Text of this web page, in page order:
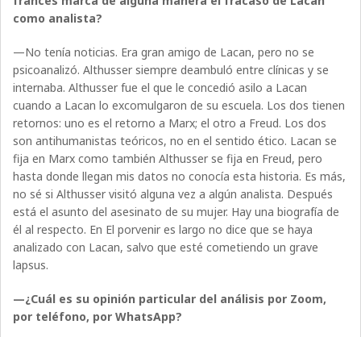
como analista?
—No tenía noticias. Era gran amigo de Lacan, pero no se
psicoanalizó. Althusser siempre deambuló entre clínicas y se
internaba. Althusser fue el que le concedió asilo a Lacan
cuando a Lacan lo excomulgaron de su escuela. Los dos tienen
retornos: uno es el retorno a Marx; el otro a Freud. Los dos
son antihumanistas teóricos, no en el sentido ético. Lacan se
fija en Marx como también Althusser se fija en Freud, pero
hasta donde llegan mis datos no conocía esta historia. Es más,
no sé si Althusser visitó alguna vez a algún analista. Después
está el asunto del asesinato de su mujer. Hay una biografía de
él al respecto. En El porvenir es largo no dice que se haya
analizado con Lacan, salvo que esté cometiendo un grave
lapsus.
—¿Cuál es su opinión particular del análisis por Zoom,
por teléfono, por WhatsApp?